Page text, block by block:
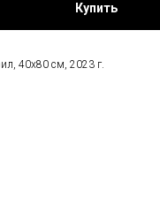
Купить
40х80 см, 2023 г.